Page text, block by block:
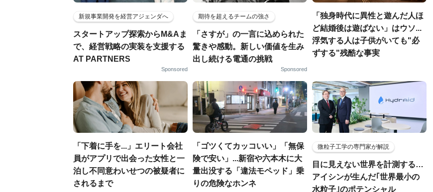
新規事業開発を経営アジェンダへ
スタートアップ探索からM&Aま
で、経営戦略の実装を支援する
AT PARTNERS
Sponsored
期待を超えるチームの強さ
「さすが」の一言に込められた
驚きや感動。新しい価値を生み
出し続ける電通の挑戦
Sponsored
「独身時代に異性と遊んだ人ほ
ど結婚後は遊ばない」はウソ...
浮気する人は子供がいても"必
ずする"残酷な事実
「下着に手を...」エリート会社
員がアプリで出会った女性と一
泊し不同意わいせつの被疑者に
されるまで
「ゴツくてカッコいい」「無保
険で安い」...新宿や六本木に大
量出没する「違法モペッド」乗
りの危険なホンネ
微粒子工学の専門家が解説
目に見えない世界を計測する…
アイシンが生んだ｢世界最小の
水粒子｣のポテンシャル